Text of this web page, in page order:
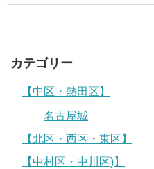
カテゴリー
【中区・熱田区】
名古屋城
【北区・西区・東区】
【中村区・中川区)】